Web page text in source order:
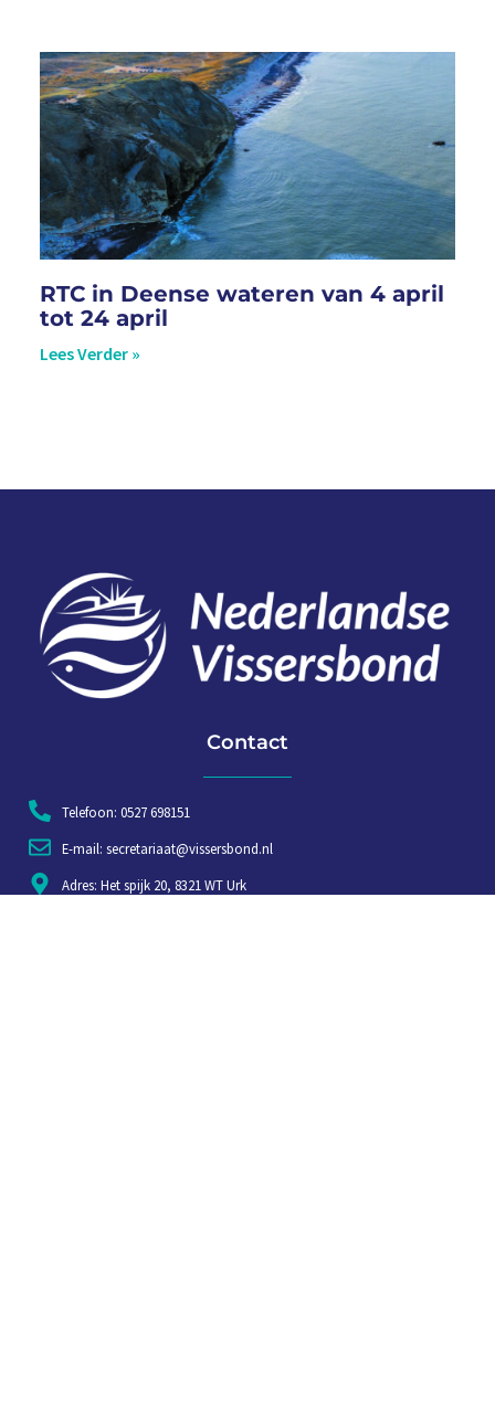
RTC in Deense wateren van 4 april
tot 24 april
Lees Verder »
Contact
Telefoon: 0527 698151
E-mail: secretariaat@vissersbond.nl
Adres: Het spijk 20, 8321 WT Urk